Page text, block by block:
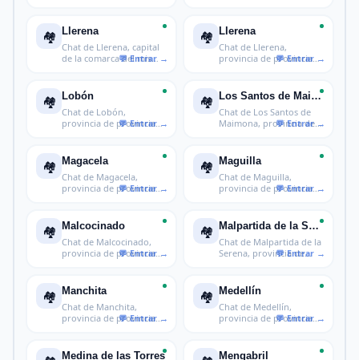
🏘️ Llerena
Chat de Llerena, capital
de la comarca del mismo
🏘️ Llerena
Chat de Llerena,
provincia de provincia
🏘️ Lobón
Chat de Lobón,
provincia de provincia
🏘️ Los Santos de Maimona
Chat de Los Santos de
Maimona, provincia de
🏘️ Magacela
Chat de Magacela,
provincia de provincia
🏘️ Maguilla
Chat de Maguilla,
provincia de provincia
🏘️ Malcocinado
Chat de Malcocinado,
provincia de provincia
🏘️ Malpartida de la Serena
Chat de Malpartida de la
Serena, provincia de
🏘️ Manchita
Chat de Manchita,
provincia de provincia
🏘️ Medellín
Chat de Medellín,
provincia de provincia
Medina de las Torres Mengabril